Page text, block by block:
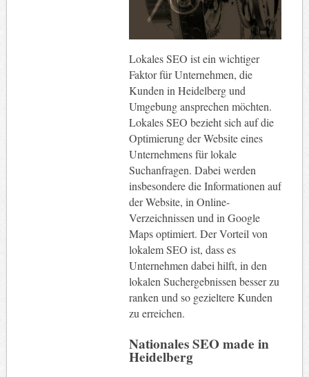
Lokales SEO ist ein wichtiger
Faktor für Unternehmen, die
Kunden in Heidelberg und
Umgebung ansprechen möchten.
Lokales SEO bezieht sich auf die
Optimierung der Website eines
Unternehmens für lokale
Suchanfragen. Dabei werden
insbesondere die Informationen auf
der Website, in Online-
Verzeichnissen und in Google
Maps optimiert. Der Vorteil von
lokalem SEO ist, dass es
Unternehmen dabei hilft, in den
lokalen Suchergebnissen besser zu
ranken und so gezieltere Kunden
zu erreichen.
Nationales SEO made in
Heidelberg